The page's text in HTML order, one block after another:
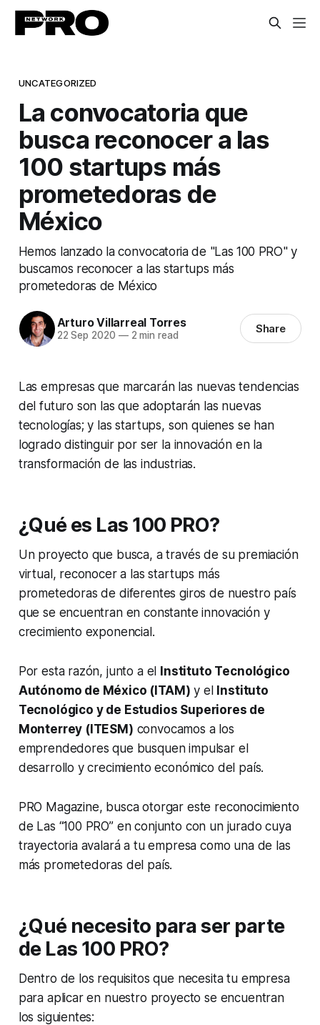
UNCATEGORIZED
La convocatoria que
busca reconocer a las
100 startups más
prometedoras de
México
Hemos lanzado la convocatoria de "Las 100 PRO" y
buscamos reconocer a las startups más
prometedoras de México
Arturo Villarreal Torres
22 Sep 2020 —2 min read Share
Las empresas que marcarán las nuevas tendencias
del futuro son las que adoptarán las nuevas
tecnologías; y las startups, son quienes se han
logrado distinguir por ser la innovación en la
transformación de las industrias.
¿Qué es Las 100 PRO?
Un proyecto que busca, a través de su premiación
virtual, reconocer a las startups más
prometedoras de diferentes giros de nuestro país
que se encuentran en constante innovación y
crecimiento exponencial.
Por esta razón, junto a el Instituto Tecnológico
Autónomo de México (ITAM) y el Instituto
Tecnológico y de Estudios Superiores de
Monterrey (ITESM) convocamos a los
emprendedores que busquen impulsar el
desarrollo y crecimiento económico del país.
PRO Magazine, busca otorgar este reconocimiento
de Las “100 PRO” en conjunto con un jurado cuya
trayectoria avalará a tu empresa como una de las
más prometedoras del país.
¿Qué necesito para ser parte
de Las 100 PRO?
Dentro de los requisitos que necesita tu empresa
para aplicar en nuestro proyecto se encuentran
los siguientes: